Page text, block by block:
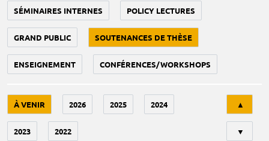
SÉMINAIRES INTERNES POLICY LECTURES
GRAND PUBLIC SOUTENANCES DE THÈSE
ENSEIGNEMENT CONFÉRENCES/WORKSHOPS
À VENIR 2026 2025 2024
2023 2022
▲
▼